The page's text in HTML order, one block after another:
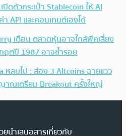
ปิดตัวกระเป๋า Stablecoin ให้ AI
API และคอนเทนต์เองได้
เตือน ตลาดหุ้นอาจใกล้พีคเสี่ยง
ฤตปี 1987 อาจซ้ำรอย
หลบไป : ส่อง 3 Altcoins ฉายแวว
ณเตรียม Breakout ครั้งใหญ่
นำเสนอสารเกี่ยวกับ